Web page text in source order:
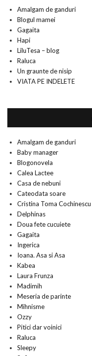
Amalgam de ganduri
Blogul mamei
Gagaita
Hapi
LiluTesa – blog
Raluca
Un graunte de nisip
VIATA PE INDELETE
Amalgam de ganduri
Baby manager
Blogonovela
Calea Lactee
Casa de nebuni
Cateodata soare
Cristina Toma Cochinescu
Delphinas
Doua fete cucuiete
Gagaita
Ingerica
Ioana. Asa si Asa
Kabea
Laura Frunza
Madimih
Meseria de parinte
Mihnisme
Ozzy
Pitici dar voinici
Raluca
Sleepy